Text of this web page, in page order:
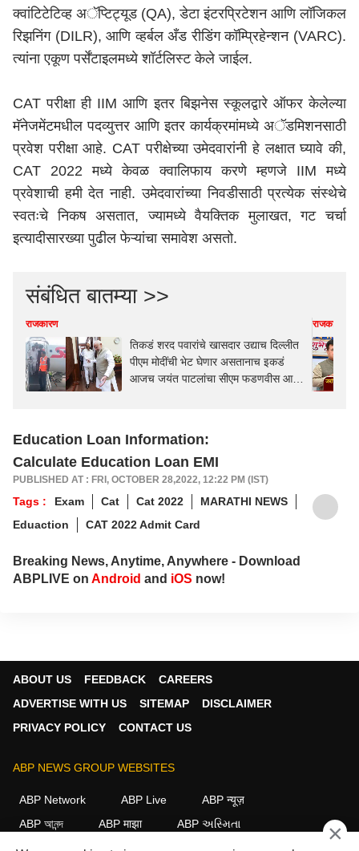
क्वांटिटेटिव्ह अॅप्टिट्यूड (QA), डेटा इंटरप्रिटेशन आणि लॉजिकल
रिझनिंग (DILR), आणि व्हर्बल अँड रीडिंग कॉम्प्रिहेन्शन (VARC).
त्यांना एकूण पर्सेंटाइलमध्ये शॉर्टलिस्ट केले जाईल.
CAT परीक्षा ही IIM आणि इतर बिझनेस स्कूलद्वारे ऑफर केलेल्या
मॅनेजमेंटमधील पदव्युत्तर आणि इतर कार्यक्रमांमध्ये अॅडमिशनसाठी
प्रवेश परीक्षा आहे. CAT परीक्षेच्या उमेदवारांनी हे लक्षात घ्यावे की,
CAT 2022 मध्ये केवळ क्वालिफाय करणे म्हणजे IIM मध्ये
प्रवेशाची हमी देत ​​नाही. उमेदवारांच्या निवडीसाठी प्रत्येक संस्थेचे
स्वतःचे निकष असतात, ज्यामध्ये वैयक्तिक मुलाखत, गट चर्चा
इत्यादीसारख्या पुढील फेऱ्यांचा समावेश असतो.
संबंधित बातम्या >>
राजकारण
तिकडं शरद पवारांचे खासदार उद्याच दिल्लीत
पीएम मोदींची भेट घेणार असतानाच इकडं
आजच जयंत पाटलांचा सीएम फडणवीस आणि
राजकारण
Education Loan Information:
Calculate Education Loan EMI
PUBLISHED AT : FRI, OCTOBER 28,2022, 12:22 PM (IST)
Tags : Exam Cat Cat 2022
MARATHI NEWS
Eduaction
​​CAT 2022 Admit Card
Breaking News, Anytime, Anywhere - Download
ABPLIVE on Android and iOS now!
ABOUT US FEEDBACK
CAREERS
ADVERTISE WITH US
SITEMAP
DISCLAIMER
PRIVACY POLICY
CONTACT US
ABP NEWS GROUP WEBSITES
ABP Network ABP Live
ABP न्यूज़
ABP আনন্দ
ABP माझा
ABP અસ્મિતા
ABP Ganga
ABP ਸਾਂਝਾ ABP நாடு ABP దేశం ×